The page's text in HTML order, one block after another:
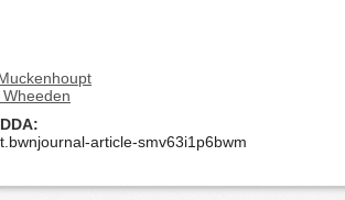
article-smv63i1p6bwm